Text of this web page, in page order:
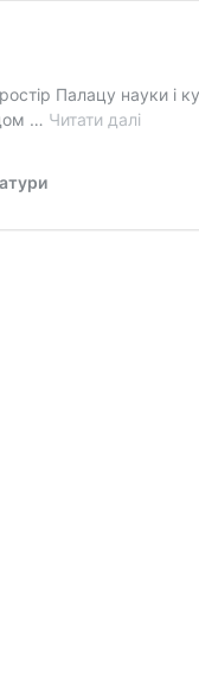
Палацу науки і
… Читати далі